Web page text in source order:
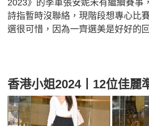
2023》的季軍張安妮未有繼續賽事
詩指暫時沒聯絡，現階段想專心比
選很可惜，因為一齊選美是好好的
香港小姐2024丨12位佳麗